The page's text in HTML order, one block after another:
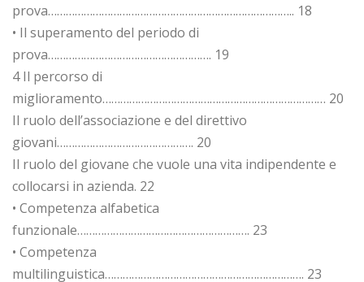
prova……………………………………………………………………….. 18
• Il superamento del periodo di
prova………………………………………………. 19
4 Il percorso di
miglioramento………………………………………………………………… 20
Il ruolo dell’associazione e del direttivo
giovani………………………………………. 20
Il ruolo del giovane che vuole una vita indipendente e
collocarsi in azienda. 22
• Competenza alfabetica
funzionale…………………………………………………. 23
• Competenza
multilinguistica…………………………………………………………. 23